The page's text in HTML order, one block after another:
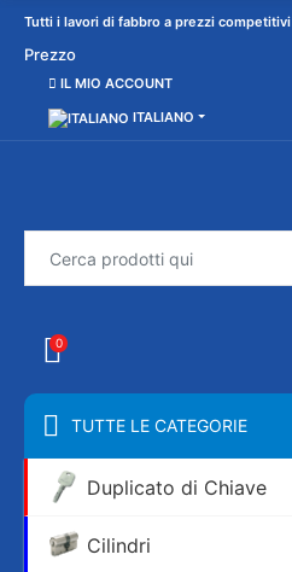
Tutti i lavori di fabbro a prezzi competitivi
Prezzo
IL MIO ACCOUNT
ITALIANO
0
TUTTE LE CATEGORIE
Duplicato di Chiave
Cilindri
AGENZIA MARCHE
Menù